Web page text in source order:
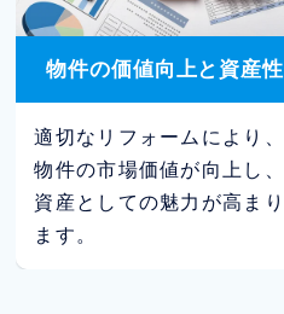
物件の価値向上と資産性
適切なリフォームにより、
物件の市場価値が向上し、
資産としての魅力が高まり
ます。